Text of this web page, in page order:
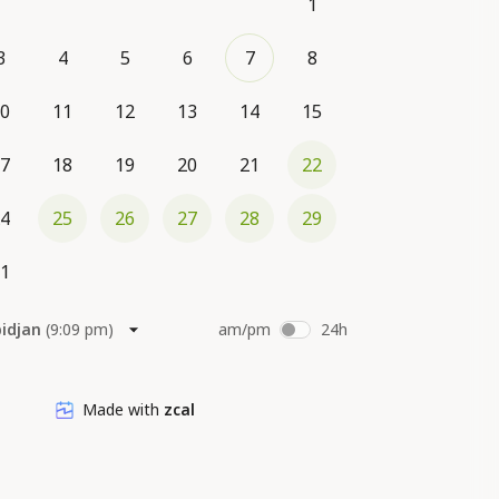
4 5 6 7 8
11 12 13 14 15
18 19 20 21 22
25 26 27 28 29
(9:09 pm) am/pm 24h
Made with zcal